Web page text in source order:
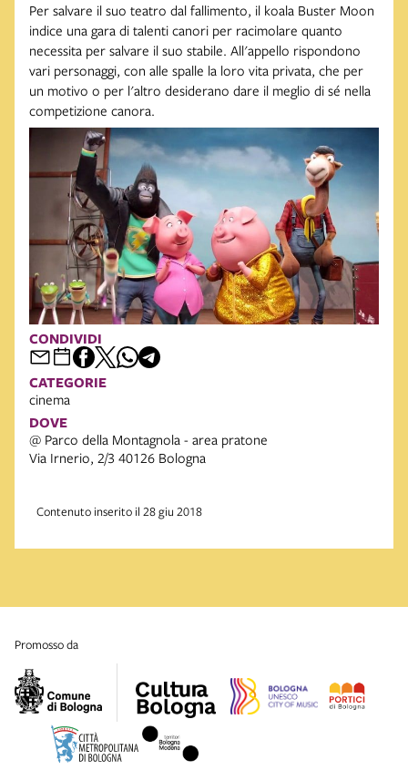
Per salvare il suo teatro dal fallimento, il koala Buster Moon
indice una gara di talenti canori per racimolare quanto
necessita per salvare il suo stabile. All'appello rispondono
vari personaggi, con alle spalle la loro vita privata, che per
un motivo o per l'altro desiderano dare il meglio di sé nella
competizione canora.
CONDIVIDI
CATEGORIE
cinema
DOVE
@ Parco della Montagnola - area pratone
Via Irnerio, 2/3 40126 Bologna
Contenuto inserito il 28 giu 2018
promosso da